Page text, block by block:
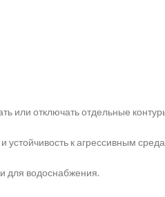
или отключать отдельные
устойчивость к агрессивным
для водоснабжения.